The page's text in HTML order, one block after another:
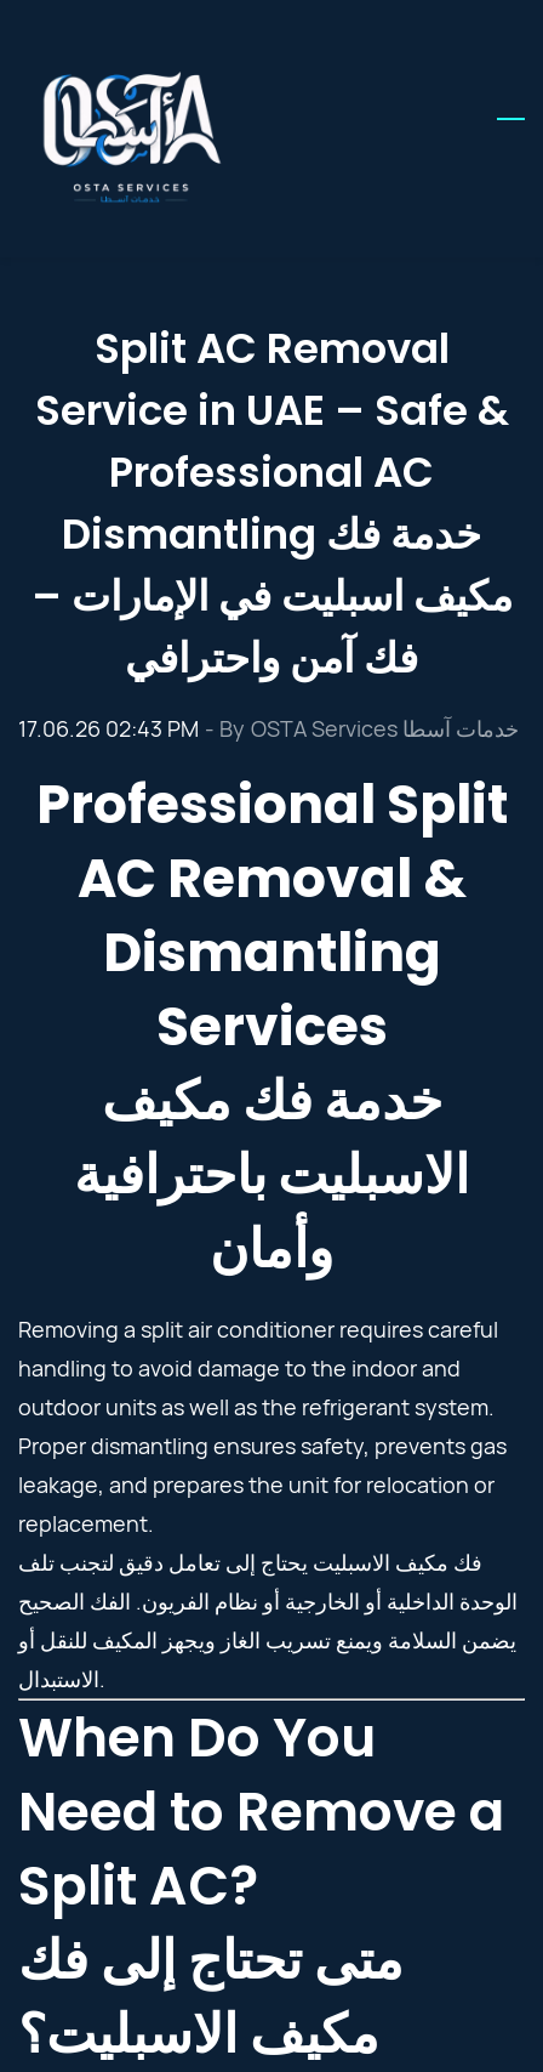
main
content
Split AC Removal
Service in UAE – Safe &
Professional AC
Dismantling خدمة فك
مكيف اسبليت في الإمارات –
فك آمن واحترافي
17.06.26 02:43 PM - By OSTA Services خدمات آسطا
Professional Split
AC Removal &
Dismantling
Services
خدمة فك مكيف
الاسبليت باحترافية
وأمان
Removing a split air conditioner requires careful
handling to avoid damage to the indoor and
outdoor units as well as the refrigerant system.
Proper dismantling ensures safety, prevents gas
leakage, and prepares the unit for relocation or
replacement.
فك مكيف الاسبليت يحتاج إلى تعامل دقيق لتجنب تلف
الوحدة الداخلية أو الخارجية أو نظام الفريون. الفك الصحيح
يضمن السلامة ويمنع تسريب الغاز ويجهز المكيف للنقل أو
الاستبدال.
When Do You
Need to Remove a
Split AC?
متى تحتاج إلى فك
مكيف الاسبليت؟